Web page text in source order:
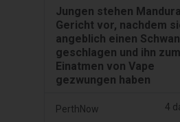
Jungen stehen
Gericht vor, nachdem
angeblich einen Schwan
geschlagen und ihn zum
Einatmen von Vape
gezwungen haben
PerthNow 4